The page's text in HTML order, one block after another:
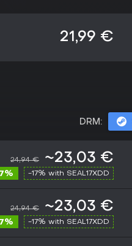
21,99 €
DRM:
24,94 € ~23,03 €
-17% with SEAL17XDD
24,94 € ~23,03 €
-17% with SEAL17XDD